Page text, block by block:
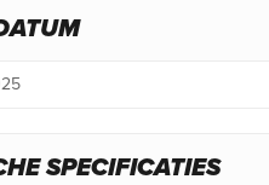
SPECIFICATIES